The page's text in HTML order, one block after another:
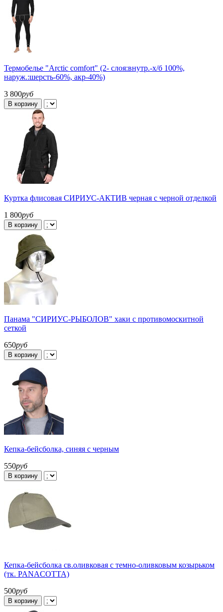
Термобелье "Arctic comfort" (2- слоя:внутр.-х/б 100%,
наруж.:шерсть-60%, акр-40%)
3 800руб
В корзину
Куртка флисовая СИРИУС-АКТИВ черная с черной отделкой
1 800руб
В корзину
Панама "СИРИУС-РЫБОЛОВ" хаки с противомоскитной
сеткой
650руб
В корзину
Кепка-бейсболка, синяя с черным
550руб
В корзину
Кепка-бейсболка св.оливковая с темно-оливковым козырьком
(тк. PANACOTTA)
500руб
В корзину